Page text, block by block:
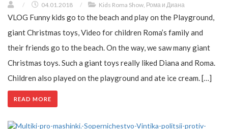
/ 04.01.2018 / Kids Roma Show Рома и Диана
VLOG Funny kids go to the beach and play on the Playground,
giant Christmas toys, Video for children Roma’s family and
their friends go to the beach. On the way, we saw many giant
Christmas toys. Such a giant toys really liked Diana and Roma.
Children also played on the playground and ate ice cream. […]
READ MORE